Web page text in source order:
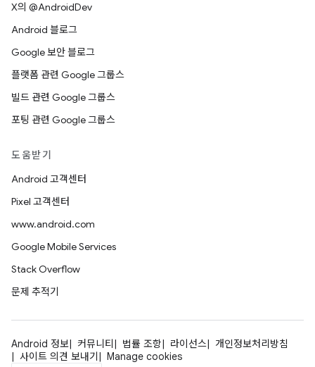
X의 @AndroidDev
Android 블로그
Google 보안 블로그
플랫폼 관련 Google 그룹스
빌드 관련 Google 그룹스
포팅 관련 Google 그룹스
도움받기
Android 고객센터
Pixel 고객센터
www.android.com
Google Mobile Services
Stack Overflow
문제 추적기
Android 정보 커뮤니티 법률 조항 라이선스
개인정보처리방침
사이트 의견 보내기
Manage cookies